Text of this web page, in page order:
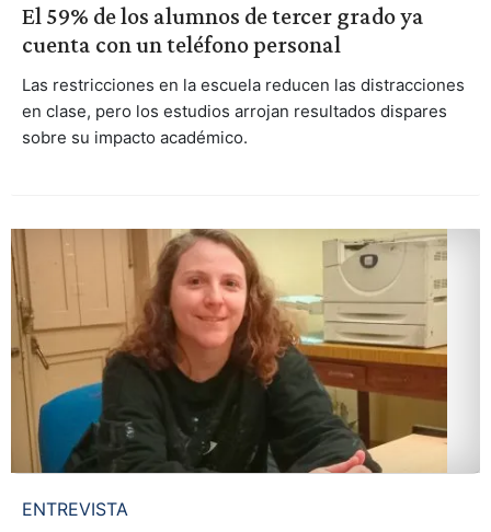
El 59% de los alumnos de tercer grado ya
cuenta con un teléfono personal
Las restricciones en la escuela reducen las distracciones
en clase, pero los estudios arrojan resultados dispares
sobre su impacto académico.
ENTREVISTA